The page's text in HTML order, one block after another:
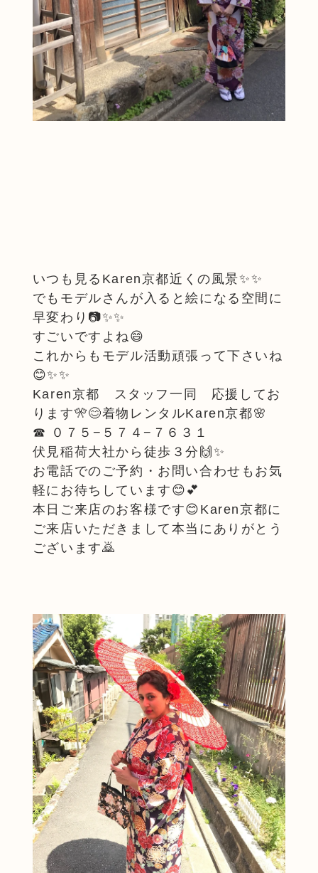
いつも見るKaren京都近くの風景✨✨
でもモデルさんが入ると絵になる空間に
早変わり📷✨✨
すごいですよね😄
これからもモデル活動頑張って下さいね
😊✨✨
Karen京都　スタッフ一同　応援してお
ります🎌😊着物レンタルKaren京都🌸
☎︎ ０７５−５７４−７６３１
伏見稲荷大社から徒歩３分🙌✨
お電話でのご予約・お問い合わせもお気
軽にお待ちしています😊💕
本日ご来店のお客様です😊Karen京都に
ご来店いただきまして本当にありがとう
ございます🙇